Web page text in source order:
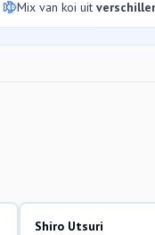
Mix van koi uit
Shiro Utsuri